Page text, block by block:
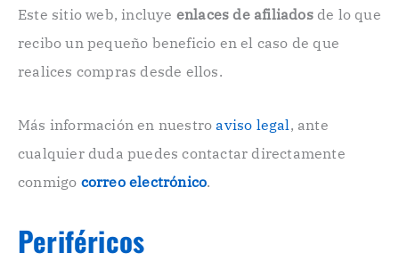
t
ó
n
o
.
Este sitio web, incluye enlaces de afiliadosde lo que
recibo un pequeño beneficio en el caso de que
realices compras desde ellos.
Más información en nuestroaviso legal, ante
cualquier duda puedes contactar directamente
conmigo correo electrónico.
Periféricos